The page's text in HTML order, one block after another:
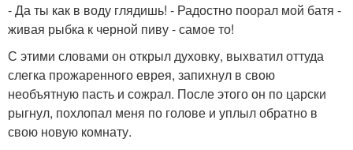
- Да ты как в воду глядишь! - Радостно поорал мой батя -
живая рыбка к черной пиву - самое то!
С этими словами он открыл духовку, выхватил оттуда
слегка прожаренного еврея, запихнул в свою
необъятную пасть и сожрал. После этого он по царски
рыгнул, похлопал меня по голове и уплыл обратно в
свою новую комнату.